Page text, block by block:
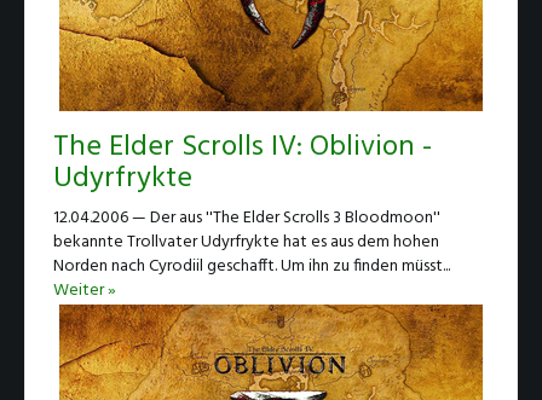
The Elder Scrolls IV: Oblivion -
Udyrfrykte
12.04.2006 — Der aus ''The Elder Scrolls 3 Bloodmoon''
bekannte Trollvater Udyrfrykte hat es aus dem hohen
Norden nach Cyrodiil geschafft. Um ihn zu finden müsst...
Weiter »